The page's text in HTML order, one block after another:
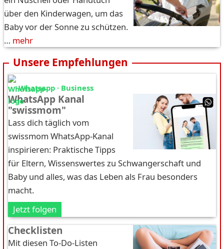
über den Kinderwagen, um das
Baby vor der Sonne zu schützen.
… mehr
Unsere Empfehlungen
Whatsapp · Business
WhatsApp Kanal
"swissmom"
Lass dich täglich vom
swissmom WhatsApp-Kanal
inspirieren: Praktische Tipps
für Eltern, Wissenswertes zu Schwangerschaft und
Baby und alles, was das Leben als Frau besonders
macht.
Jetzt folgen
Checklisten
Mit diesen To-Do-Listen